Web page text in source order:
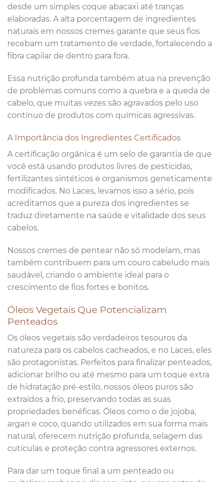
desde um simples coque abacaxi até tranças
elaboradas. A alta porcentagem de ingredientes
naturais em nossos cremes garante que seus fios
recebam um tratamento de verdade, fortalecendo a
fibra capilar de dentro para fora.
Essa nutrição profunda também atua na prevenção
de problemas comuns como a quebra e a queda de
cabelo, que muitas vezes são agravados pelo uso
contínuo de produtos com químicas agressivas.
A Importância dos Ingredientes Certificados
A certificação orgânica é um selo de garantia de que
você está usando produtos livres de pesticidas,
fertilizantes sintéticos e organismos geneticamente
modificados. No Laces, levamos isso a sério, pois
acreditamos que a pureza dos ingredientes se
traduz diretamente na saúde e vitalidade dos seus
cabelos.
Nossos cremes de pentear não só modelam, mas
também contribuem para um couro cabeludo mais
saudável, criando o ambiente ideal para o
crescimento de fios fortes e bonitos.
Óleos Vegetais Que Potencializam
Penteados
Os óleos vegetais são verdadeiros tesouros da
natureza para os cabelos cacheados, e no Laces, eles
são protagonistas. Perfeitos para finalizar penteados,
adicionar brilho ou até mesmo para um toque extra
de hidratação pré-estilo, nossos óleos puros são
extraídos a frio, preservando todas as suas
propriedades benéficas. Óleos como o de jojoba,
argan e coco, quando utilizados em sua forma mais
natural, oferecem nutrição profunda, selagem das
cutículas e proteção contra agressores externos.
Para dar um toque final a um penteado ou